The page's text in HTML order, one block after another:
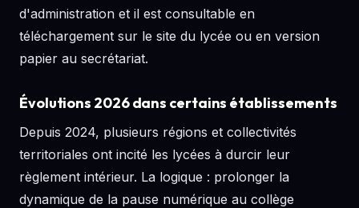
d'administration et il est consultable en
téléchargement sur le site du lycée ou en version
papier au secrétariat.
Évolutions 2026 dans certains établissements
Depuis 2024, plusieurs régions et collectivités
territoriales ont incité les lycées à durcir leur
règlement intérieur. La logique : prolonger la
dynamique de la pause numérique au collège